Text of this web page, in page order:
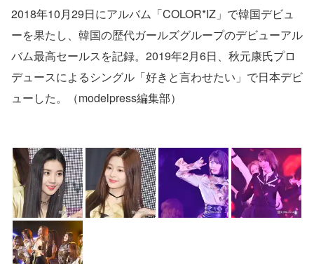
2018年10月29日にアルバム「COLOR*IZ」で韓国デビュ
ーを果たし、韓国の歴代ガールズグループのデビューアル
バム最高セールスを記録。2019年2月6日、秋元康氏プロ
デュースによるシングル「好きと言わせたい」で日本デビ
ューした。（modelpress編集部）